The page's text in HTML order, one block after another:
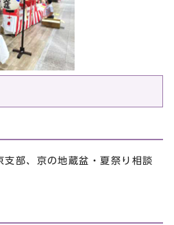
支部、京の地蔵盆・夏祭り相談